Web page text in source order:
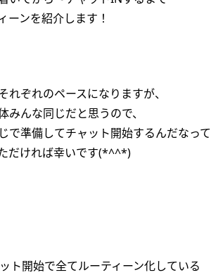
ーンを紹介します！
れぞれのペースになりますが、
みんな同じだと思うので、
で準備してチャット開始するんだなって
だければ幸いです(*^^*)
ト開始で全てルーティーン化している